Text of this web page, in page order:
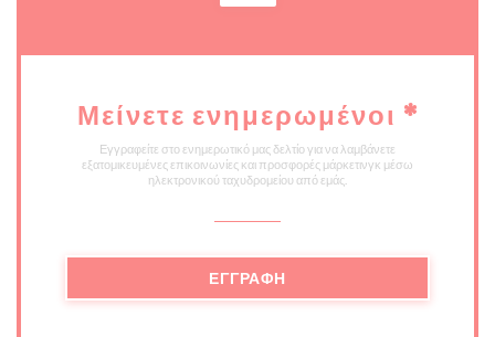
Μείνετε ενημερωμένοι *
Εγγραφείτε στο ενημερωτικό μας δελτίο για να λαμβάνετε
εξατομικευμένες επικοινωνίες και προσφορές μάρκετινγκ μέσω
ηλεκτρονικού ταχυδρομείου από εμάς.
ΕΓΓΡΑΦΉ